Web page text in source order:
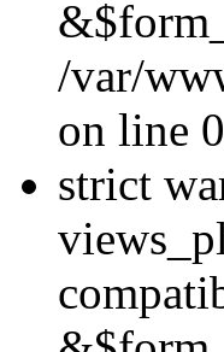
/var/
on line
strict